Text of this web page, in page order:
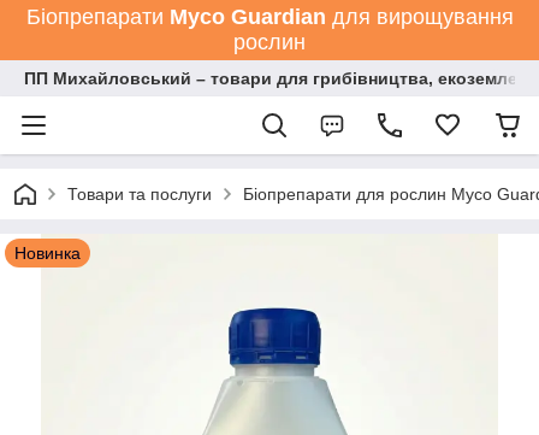
Біопрепарати Мyco Guardian для вирощування
рослин
ПП Михайловський – товари для грибівництва,
Товари та послуги Біопрепарати для рослин Myco
Новинка